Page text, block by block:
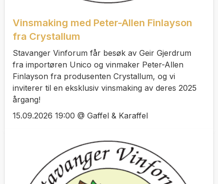
Vinsmaking med Peter-Allen Finlayson
fra Crystallum
Stavanger Vinforum får besøk av Geir Gjerdrum
fra importøren Unico og vinmaker Peter-Allen
Finlayson fra produsenten Crystallum, og vi
inviterer til en eksklusiv vinsmaking av deres 2025
årgang!
15.09.2026 19:00 @ Gaffel & Karaffel